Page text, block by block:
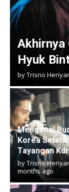
Akhirnya
Hyuk
byTrisno
Mengenal
Korea
Tayangan
byTrisno
months ago